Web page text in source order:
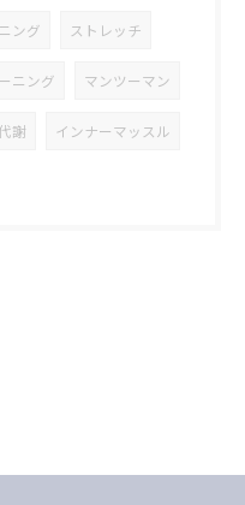
ング ストレッチ
ニング マンツーマン
謝 インナーマッスル